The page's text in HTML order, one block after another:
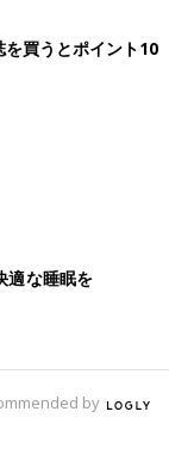
買うとポイント10
適な睡眠を
by